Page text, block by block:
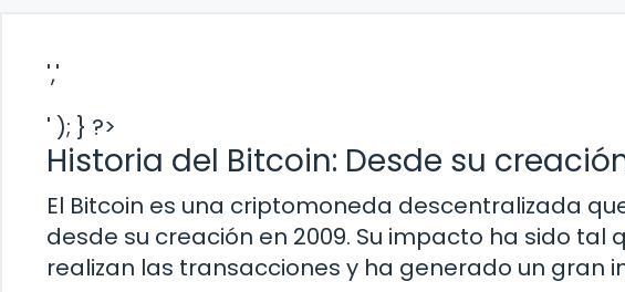
','
' ); } ?>
Historia del Bitcoin: Desde su
El Bitcoin es una criptomoneda descentralizada
desde su creación en 2009. Su impacto ha sido
realizan las transacciones y ha generado un gran